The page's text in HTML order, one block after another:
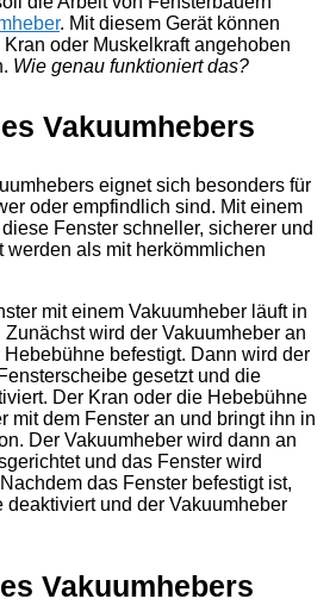
. Mit diesem Gerät können
Kran oder Muskelkraft angehoben
Wie genau funktioniert das?
Vakuumhebers
eignet sich besonders für
oder empfindlich sind. Mit einem
Fenster schneller, sicherer und
werden als mit herkömmlichen
mit einem Vakuumheber läuft in
wird der Vakuumheber an
befestigt. Dann wird der
gesetzt und die
Der Kran oder die Hebebühne
mit dem Fenster an und bringt ihn in
Der Vakuumheber wird dann an
und das Fenster wird
das Fenster befestigt ist,
und der Vakuumheber
Vakuumhebers